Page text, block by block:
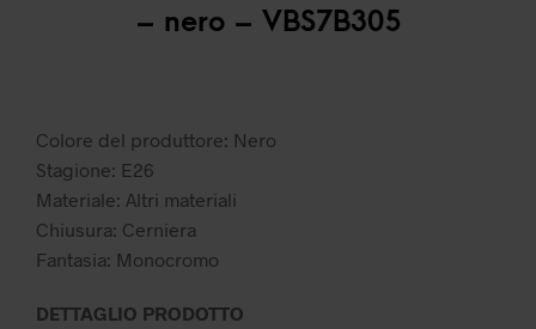
– nero – VBS7B305
Colore del produttore: Nero
Stagione: E26
Materiale: Altri materiali
Chiusura: Cerniera
Fantasia: Monocromo
DETTAGLIO PRODOTTO